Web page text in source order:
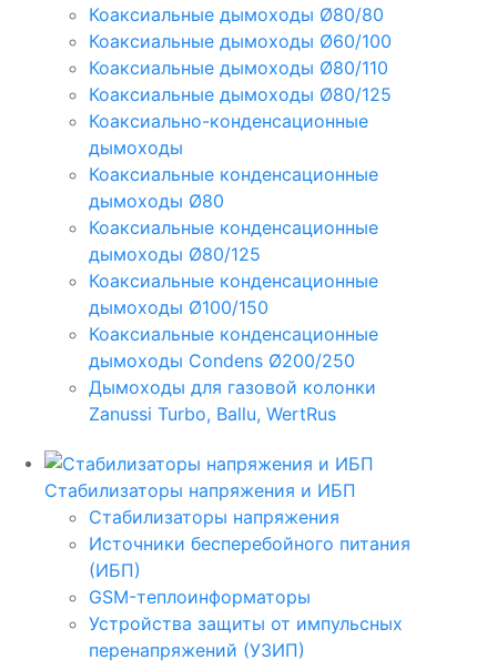
Коаксиальные дымоходы Ø80/80
Коаксиальные дымоходы Ø60/100
Коаксиальные дымоходы Ø80/110
Коаксиальные дымоходы Ø80/125
Коаксиально-конденсационные
дымоходы
Коаксиальные конденсационные
дымоходы Ø80
Коаксиальные конденсационные
дымоходы Ø80/125
Коаксиальные конденсационные
дымоходы Ø100/150
Коаксиальные конденсационные
дымоходы Condens Ø200/250
Дымоходы для газовой колонки
Zanussi Turbo, Ballu, WertRus
Стабилизаторы напряжения и ИБП
Стабилизаторы напряжения
Источники бесперебойного питания
(ИБП)
GSM-теплоинформаторы
Устройства защиты от импульсных
перенапряжений (УЗИП)